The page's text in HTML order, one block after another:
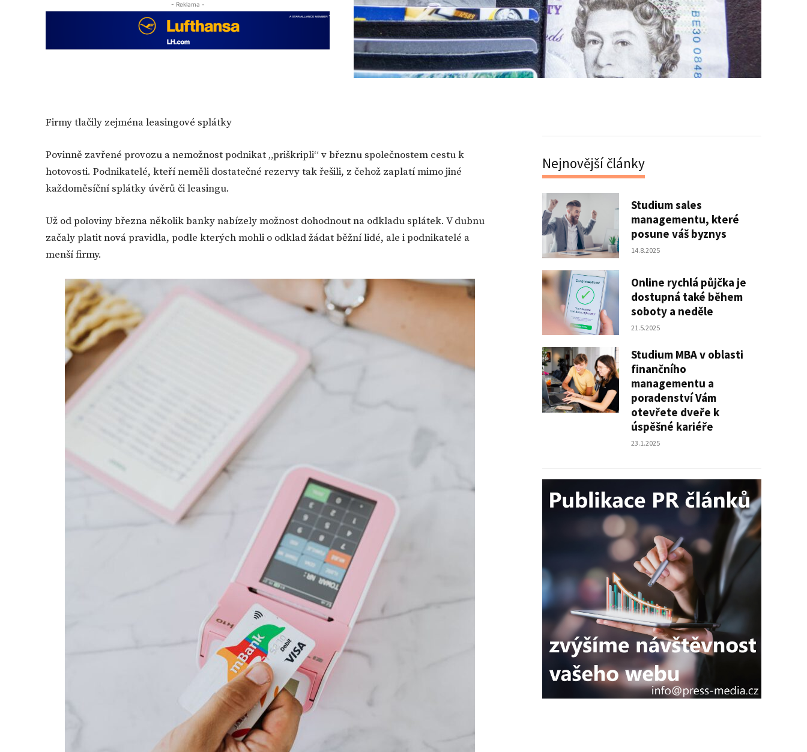
- Reklama -
Firmy tlačily zejména leasingové splátky
Povinně zavřené provozu a nemožnost podnikat „priškripli“ v březnu společnostem cestu k
hotovosti. Podnikatelé, kteří neměli dostatečné rezervy tak řešili, z čehož zaplatí mimo jiné
každoměsíční splátky úvěrů či leasingu.
Už od poloviny března několik banky nabízely možnost dohodnout na odkladu splátek. V dubnu
začaly platit nová pravidla, podle kterých mohli o odklad žádat běžní lidé, ale i podnikatelé a
menší firmy.
Nejnovější články
Studium sales
managementu, které
posune váš byznys
14.8.2025
Online rychlá půjčka je
dostupná také během
soboty a neděle
21.5.2025
Studium MBA v oblasti
finančního
managementu a
poradenství Vám
otevřete dveře k
úspěšné kariéře
23.1.2025